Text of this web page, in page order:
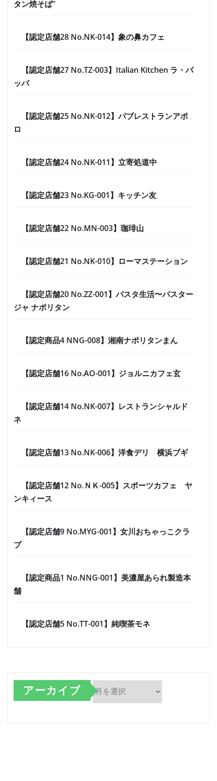
タン焼そば”
【認定店舗28 No.NK-014】象の鼻カフェ
【認定店舗27 No.TZ-003】Italian Kitchen ラ・パ
ッパ
【認定店舗25 No.NK-012】パブレストランアポ
ロ
【認定店舗24 No.NK-011】立寄処道中
【認定店舗23 No.KG-001】キッチン友
【認定店舗22 No.MN-003】珈琲山
【認定店舗21 No.NK-010】ローマステーション
【認定店舗20 No.ZZ-001】パスタ生活〜パスター
ジャ ナポリタン
【認定商品4 NNG-008】湘南ナポリタンまん
【認定店舗16 No.AO-001】ジョルニカフェ玄
【認定店舗14 No.NK-007】レストランシャルド
ネ
【認定店舗13 No.NK-006】洋食デリ 横浜ブギ
【認定店舗12 No.ＮＫ-005】スポーツカフェ ヤ
ンキィース
【認定店舗9 No.MYG-001】女川おちゃっこクラ
ブ
【認定商品1 No.NNG-001】美濃屋あられ製造本
舗
【認定店舗5 No.TT-001】純喫茶モネ
アーカイブ